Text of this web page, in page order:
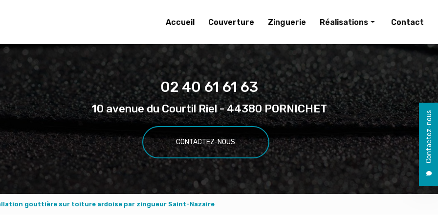
Contactez-nous
Accueil Couverture Zinguerie Réalisations
Couverture
Zinguerie
Contact
02 40 61 61 63
10 avenue du Courtil Riel - 44380 PORNICHET
CONTACTEZ-NOUS
gouttière sur toiture ardoise par zingueur Saint-Nazaire